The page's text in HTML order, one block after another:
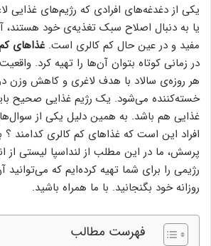
یکی از دغدغه‌های افرادی که رژیم‌های غذایی
یا به دنبال اصلاح سبک تغذیه‌ی خود هستند،
مفید و در عین حال کم کالری است. غذاهای
در زمانی کوتاه بتوان آن‌ها را تهیه کرد.
هر روزه‌ی سالاد با هدف لاغری و کاهش وزن
خسته‌کننده می‌شود. یک رژیم غذایی صحیح
غذایی هم باشد. به همین دلیل یکی از
افراد این است که غذاهای کم کالری کدامند ؟
پرسش، ما در این مطلب از لنداسپا لیستی از
رژیمی را برای شما تهیه کرده‌ایم که می‌توانید
روزانه خود بگنجانید. با ما همراه باشید.
فهرست مطالب